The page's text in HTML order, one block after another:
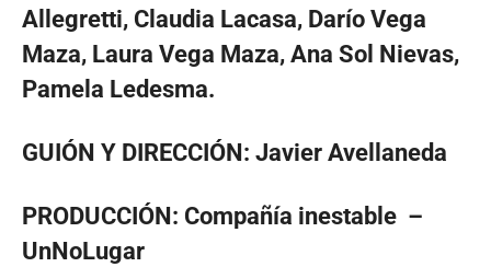
Allegretti, Claudia Lacasa, Darío Vega
Maza, Laura Vega Maza, Ana Sol Nievas,
Pamela Ledesma.
GUIÓN Y DIRECCIÓN: Javier Avellaneda
PRODUCCIÓN: Compañía inestable –
UnNoLugar